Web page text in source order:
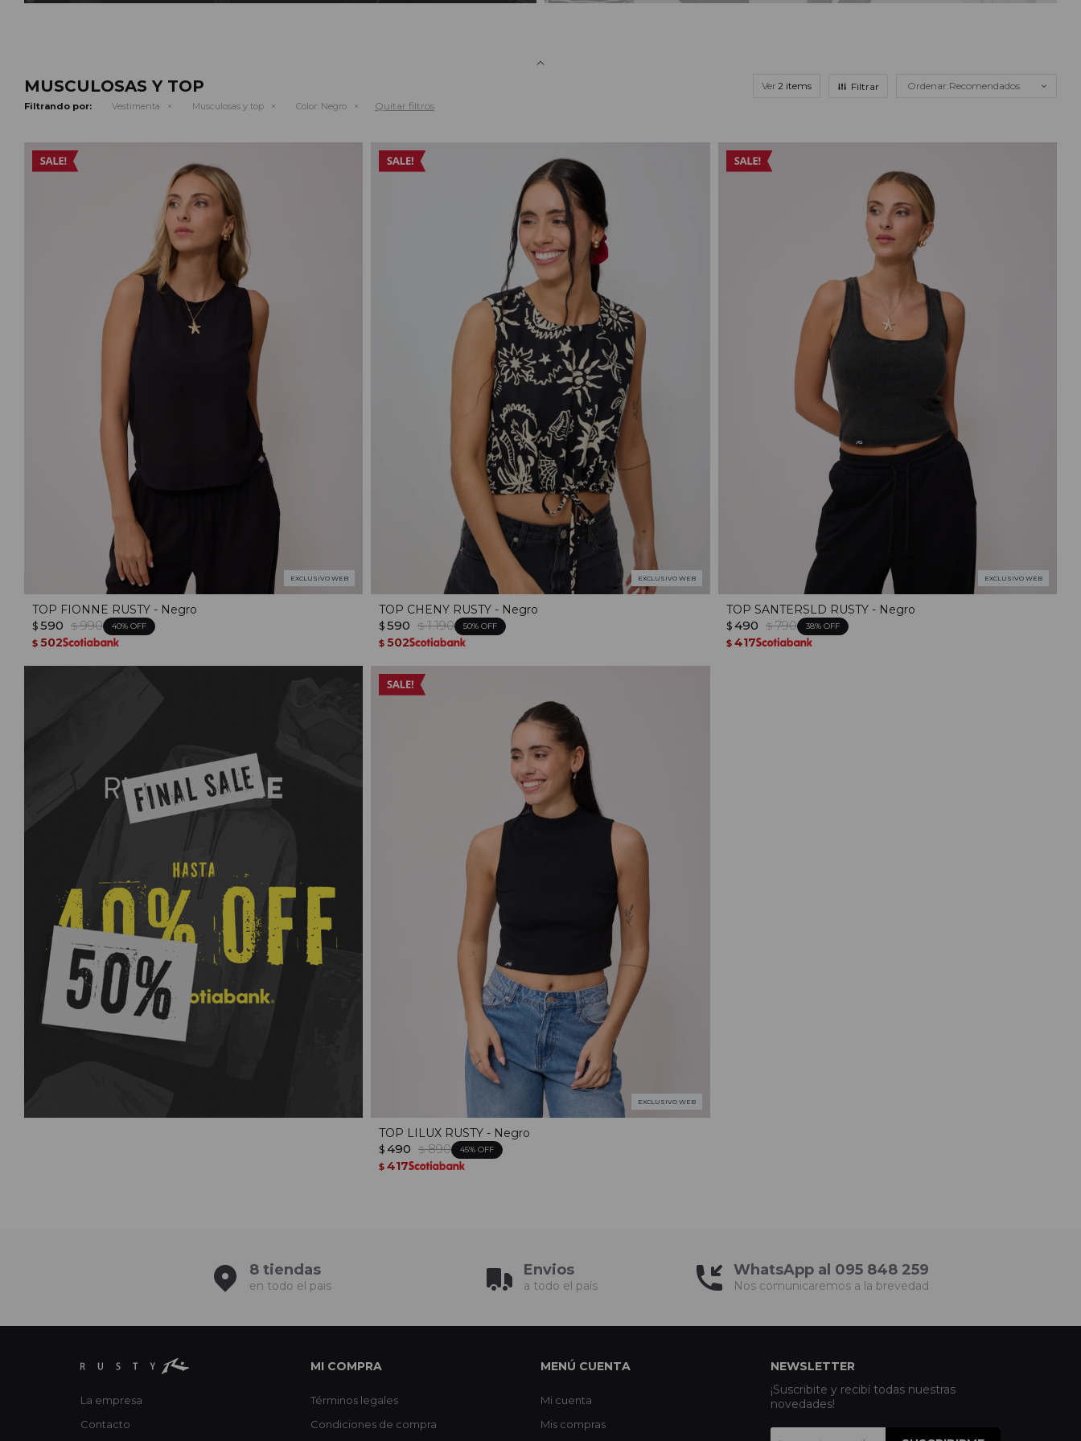
MUSCULOSAS Y TOP Ver Recomendados
Filtrando por: Vestimenta Musculosas y top Color: Negro Quitar filtros
EXCLUSIVO WEB
TOP FIONNE RUSTY - Negro
$ 590 $ 990 40
$ 502
EXCLUSIVO WEB
TOP CHENY RUSTY - Negro
$ 590 $ 1.190 50
$ 502
EXCLUSIVO WEB
TOP SANTERSLD RUSTY - Negro
$ 490 $ 790 38
$ 417
EXCLUSIVO WEB
TOP LILUX RUSTY - Negro
$ 490 $ 890 45
$ 417
8 tiendas
en todo el pais
Envios
a todo el país
WhatsApp al 095 848 259
Nos comunicaremos a la brevedad
La empresa
Contacto
MI COMPRA
Términos legales
Condiciones de compra
MENÚ CUENTA
Mi cuenta
Mis compras
NEWSLETTER
¡Suscribite y recibí todas nuestras
novedades!